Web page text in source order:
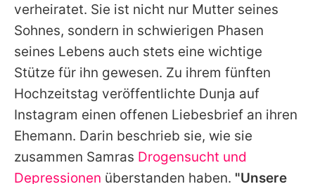
verheiratet. Sie ist nicht nur Mutter seines
Sohnes, sondern in schwierigen Phasen
seines Lebens auch stets eine wichtige
Stütze für ihn gewesen. Zu ihrem fünften
Hochzeitstag veröffentlichte Dunja auf
Instagram einen offenen Liebesbrief an ihren
Ehemann. Darin beschrieb sie, wie sie
zusammen Samras Drogensucht und
Depressionen überstanden haben. "Unsere